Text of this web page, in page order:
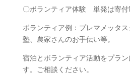
〇ボランティア体験 単発は寄付
ボランティア例：プレマメッタ
塾、農家さんのお手伝い等。
宿泊とボランティア活動をプラ
す。ご相談ください。